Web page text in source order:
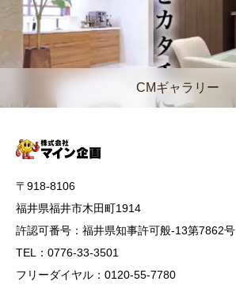
CMギャラリー
〒918-8106
福井県福井市木田町1914
許認可番号：福井県知事許可般-13第7862号
TEL：0776-33-3501
フリーダイヤル：0120-55-7780